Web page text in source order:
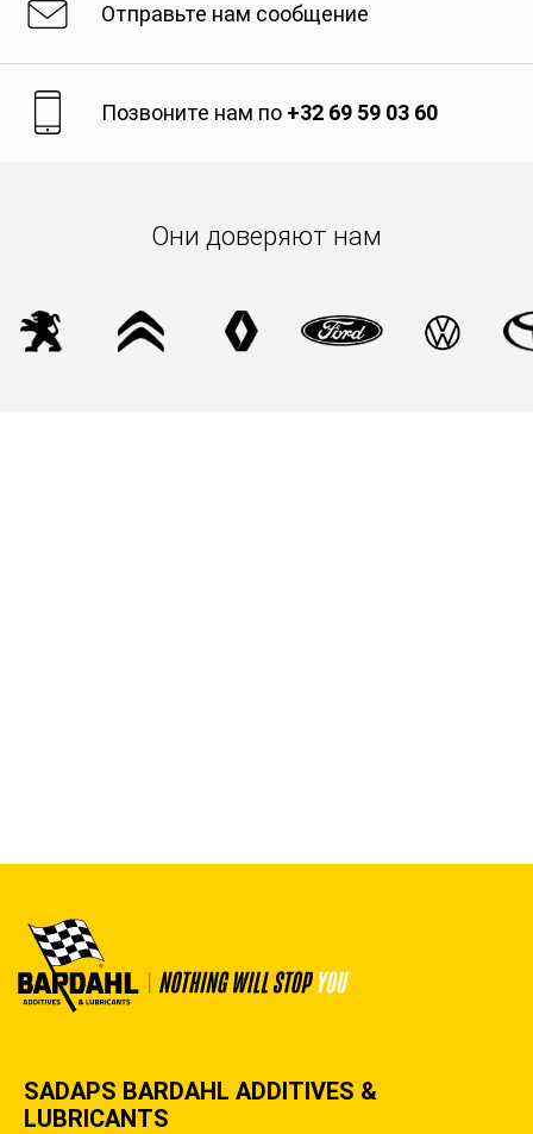
Отправьте нам сообщение
Позвоните нам по +32 69 59 03 60
Они доверяют нам
SADAPS BARDAHL ADDITIVES &
LUBRICANTS